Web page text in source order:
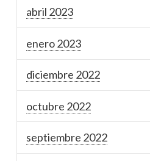
abril 2023
enero 2023
diciembre 2022
octubre 2022
septiembre 2022